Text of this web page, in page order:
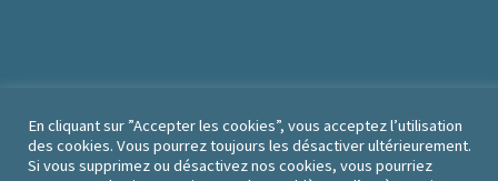
En cliquant sur ”Accepter les cookies”, vous acceptez l’utilisation
des cookies. Vous pourrez toujours les désactiver ultérieurement.
Si vous supprimez ou désactivez nos cookies, vous pourriez